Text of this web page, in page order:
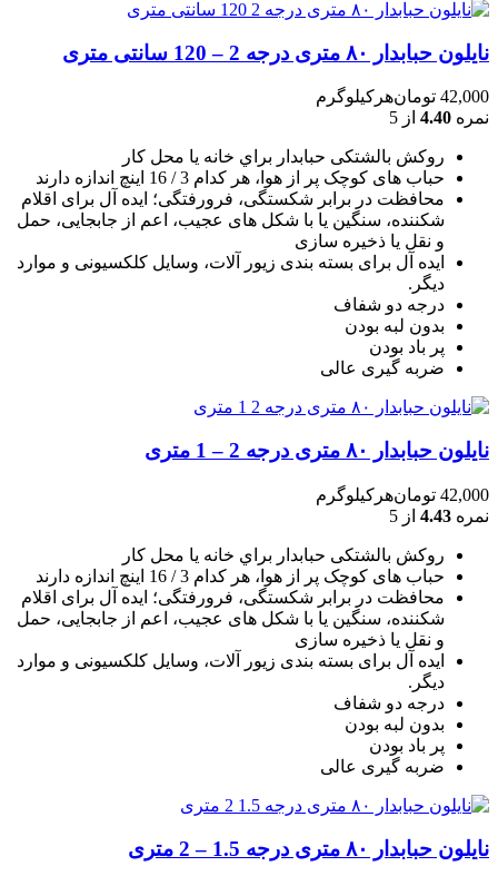
نایلون حبابدار ۸۰ متری درجه 2 – 120 سانتی متری
42,000 تومانهرکیلوگرم
نمره 4.40 از 5
روکش بالشتکی حبابدار براي خانه يا محل کار
حباب های کوچک پر از هوا، هر کدام 3 / 16 اينچ اندازه دارند
محافظت در برابر شکستگی، فرورفتگی؛ ايده آل برای اقلام
شکننده، سنگين يا با شکل های عجيب، اعم از جابجايی، حمل
و نقل يا ذخيره سازی
ایده آل برای بسته بندی زیور آلات، وسایل کلکسیونی و موارد
دیگر.
درجه دو شفاف
بدون لبه بودن
پر باد بودن
ضربه گیری عالی
نایلون حبابدار ۸۰ متری درجه 2 – 1 متری
42,000 تومانهرکیلوگرم
نمره 4.43 از 5
روکش بالشتکی حبابدار براي خانه يا محل کار
حباب های کوچک پر از هوا، هر کدام 3 / 16 اينچ اندازه دارند
محافظت در برابر شکستگی، فرورفتگی؛ ايده آل برای اقلام
شکننده، سنگين يا با شکل های عجيب، اعم از جابجايی، حمل
و نقل يا ذخيره سازی
ایده آل برای بسته بندی زیور آلات، وسایل کلکسیونی و موارد
دیگر.
درجه دو شفاف
بدون لبه بودن
پر باد بودن
ضربه گیری عالی
نایلون حبابدار ۸۰ متری درجه 1.5 – 2 متری